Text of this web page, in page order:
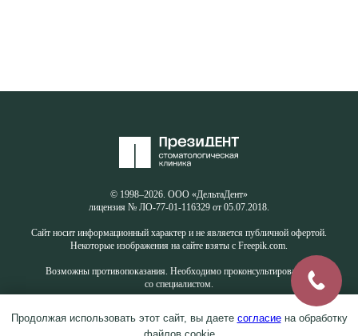
Продолжая использовать этот сайт, вы даете согласиена обработку
© 1998–2026. ООО «ДельтаДент»
лицензия № ЛО-77-01-116329 от 05.07.2018.
Сайт носит информационный характер и не является публичной офертой.
Некоторые изображения на сайте взяты с Freepik.com.
Возможны противопоказания. Необходимо проконсультироваться
со специалистом.